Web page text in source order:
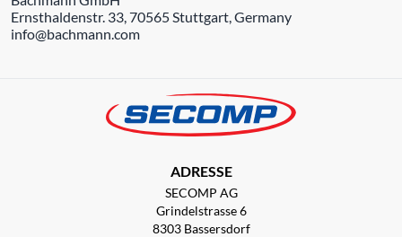
Ernsthaldenstr. 33, 70565 Stuttgart, Germany
info@bachmann.com
ADRESSE
SECOMP AG
Grindelstrasse 6
8303 Bassersdorf